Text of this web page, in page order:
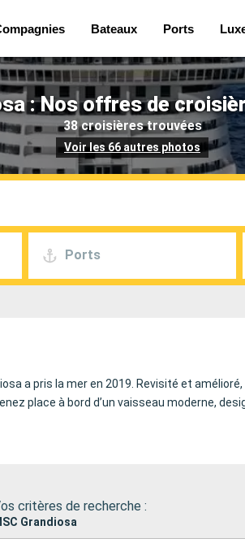
Bateaux Ports
: Nos offres de
38 croisières trouvées
Voir les 66 autres photos
Ports
a pris la mer en 2019. Revisité et
place à bord d’un vaisseau moderne,
critères de recherche :
Grandiosa